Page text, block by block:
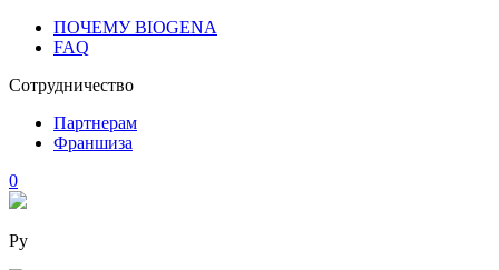
ПОЧЕМУ BIOGENA
FAQ
Сотрудничество
Партнерам
Франшиза
0
Ру